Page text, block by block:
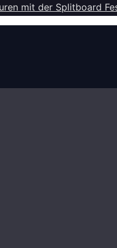
mit der Splitboard